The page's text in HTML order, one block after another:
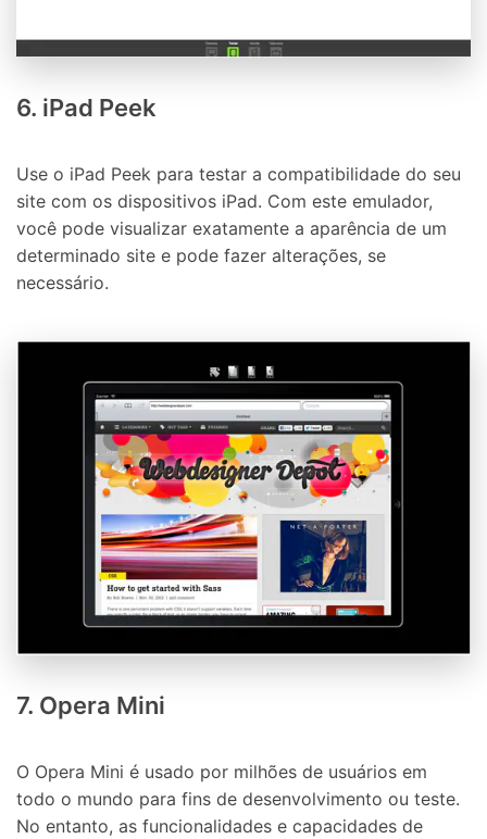
6. iPad Peek
Use o iPad Peek para testar a compatibilidade do seu
site com os dispositivos iPad. Com este emulador,
você pode visualizar exatamente a aparência de um
determinado site e pode fazer alterações, se
necessário.
7. Opera Mini
O Opera Mini é usado por milhões de usuários em
todo o mundo para fins de desenvolvimento ou teste.
No entanto, as funcionalidades e capacidades de